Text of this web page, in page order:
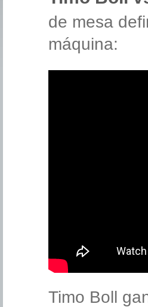
de mesa
máquina:
Timo Boll